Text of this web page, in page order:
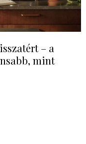
– a
mint